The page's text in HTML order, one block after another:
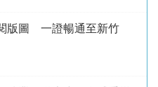
版圖 一證暢通至新竹